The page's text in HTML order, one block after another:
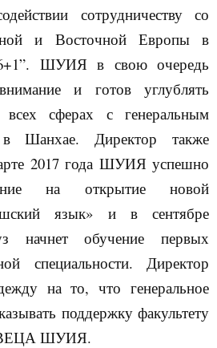
сотрудничеству со
и Восточной Европы в
ШУИЯ в свою очередь
и готов углублять
всех сферах сгенеральным
Шанхае. Директор также
2017 года ШУИЯ успешно
на открытие новой
язык» и в сентябре
начнет обучение первых
специальности. Директор
на то, что генеральное
поддержку факультету
ШУИЯ.